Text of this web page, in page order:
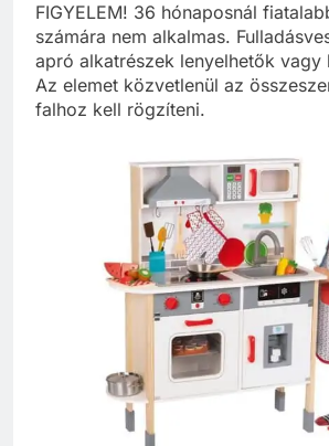
FIGYELEM! 36 hónaposnál
számára nem alkalmas.
apró alkatrészek lenyelhetők vagy
Az elemet közvetlenül az
falhoz kell rögzíteni.